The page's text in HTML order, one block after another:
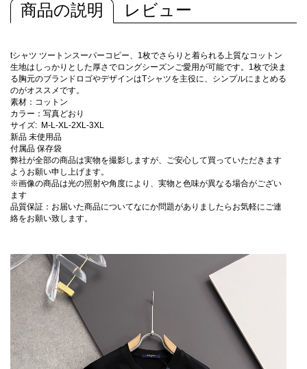
商品の説明 レビュー
tシャツ ツートンスーパーコピー、1枚でさらりと着られる上質なコットン
生地はしっかりとした厚さでロングシーズンご愛用が可能です。1枚で決ま
る胸元のブランドロゴやデザインはTシャツを主役に、シンプルにまとめる
のがオススメです。
素材：コットン
カラー：写真どおり
サイズ: M-L-XL-2XL-3XL
新品 未使用品
付属品 保存袋
弊社が全部の商品は実物を撮影しますが、ご安心して買っていただきます
ようお願い申し上げます。
※画像の商品は光の照射や角度により、実物と色味が異なる場合がござい
ます
品質保証：お届いた商品についてなにか問題がありましたらお気軽にご連
絡をお願い致します。